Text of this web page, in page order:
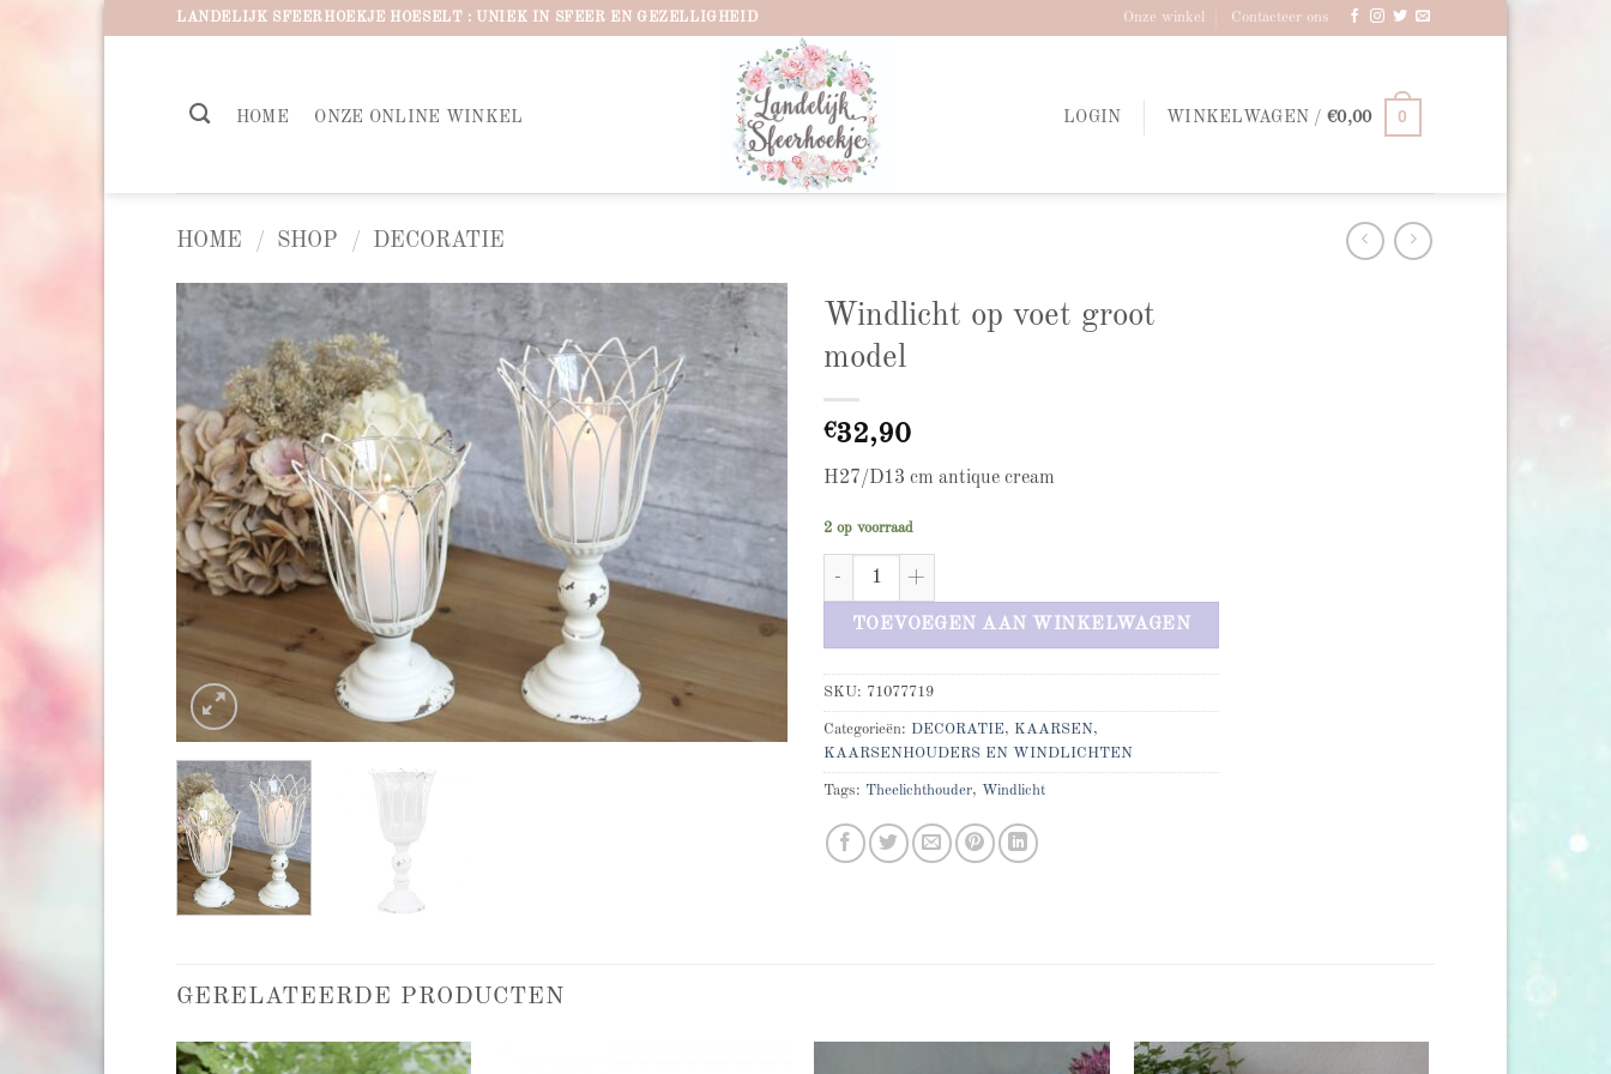
LANDELIJK SFEERHOEKJE HOESELT : UNIEK IN SFEER EN GEZELLIGHEID Onze winkel Contacteer ons
HOME ONZE ONLINE WINKEL LOGIN WINKELWAGEN /€0,00 0
HOME / SHOP / DECORATIE
Add to
wishlist
Windlicht op voet groot
model
€32,90
H27/D13 cm antique cream
2 op voorraad
Windlicht op voet groot model aantal
TOEVOEGEN AAN WINKELWAGEN
SKU: 71077719
Categorieën: DECORATIE, KAARSEN,
KAARSENHOUDERS EN WINDLICHTEN
Tags: Theelichthouder, Windlicht
GERELATEERDE PRODUCTEN